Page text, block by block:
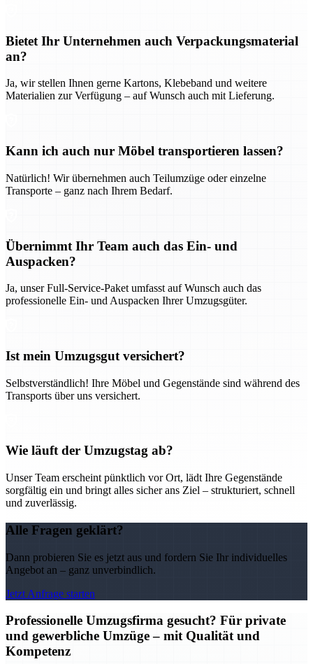
Bietet Ihr Unternehmen auch Verpackungsmaterial
an?
Ja, wir stellen Ihnen gerne Kartons, Klebeband und weitere
Materialien zur Verfügung – auf Wunsch auch mit Lieferung.
Kann ich auch nur Möbel transportieren lassen?
Natürlich! Wir übernehmen auch Teilumzüge oder einzelne
Transporte – ganz nach Ihrem Bedarf.
Übernimmt Ihr Team auch das Ein- und
Auspacken?
Ja, unser Full-Service-Paket umfasst auf Wunsch auch das
professionelle Ein- und Auspacken Ihrer Umzugsgüter.
Ist mein Umzugsgut versichert?
Selbstverständlich! Ihre Möbel und Gegenstände sind während des
Transports über uns versichert.
Wie läuft der Umzugstag ab?
Unser Team erscheint pünktlich vor Ort, lädt Ihre Gegenstände
sorgfältig ein und bringt alles sicher ans Ziel – strukturiert, schnell
und zuverlässig.
Alle Fragen geklärt?
Dann probieren Sie es jetzt aus und fordern Sie Ihr individuelles
Angebot an – ganz unverbindlich.
Jetzt Anfrage starten
Professionelle Umzugsfirma gesucht? Für private
und gewerbliche Umzüge – mit Qualität und
Kompetenz